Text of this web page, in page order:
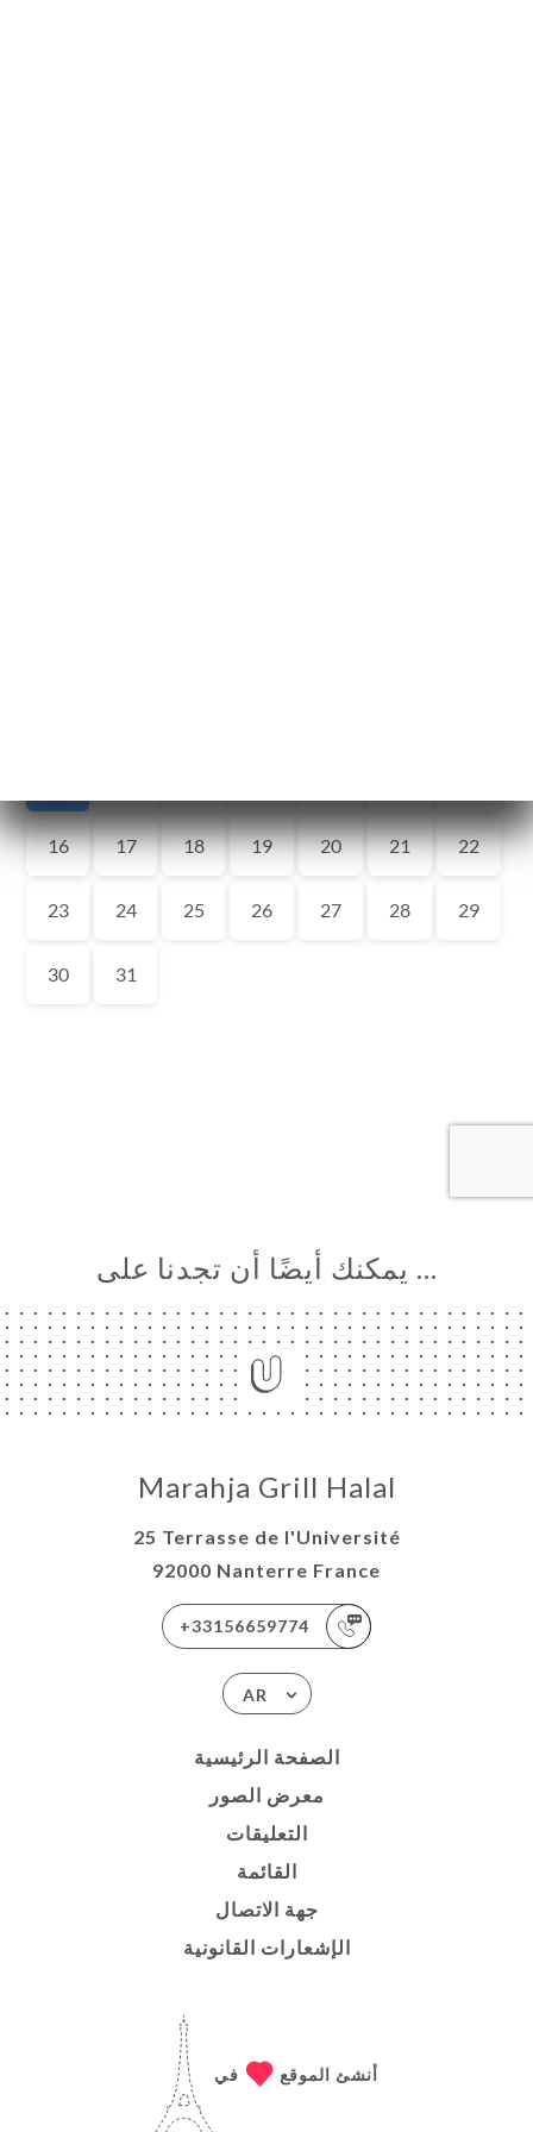
… يمكنك أيضًا أن تجدنا على
Marahja Grill Halal
25 Terrasse de l'Université
92000 Nanterre France
+33156659774
AR
الصفحة الرئيسية
معرض الصور
التعليقات
القائمة
جهة الاتصال
الإشعارات القانونية
أنشئ الموقع في